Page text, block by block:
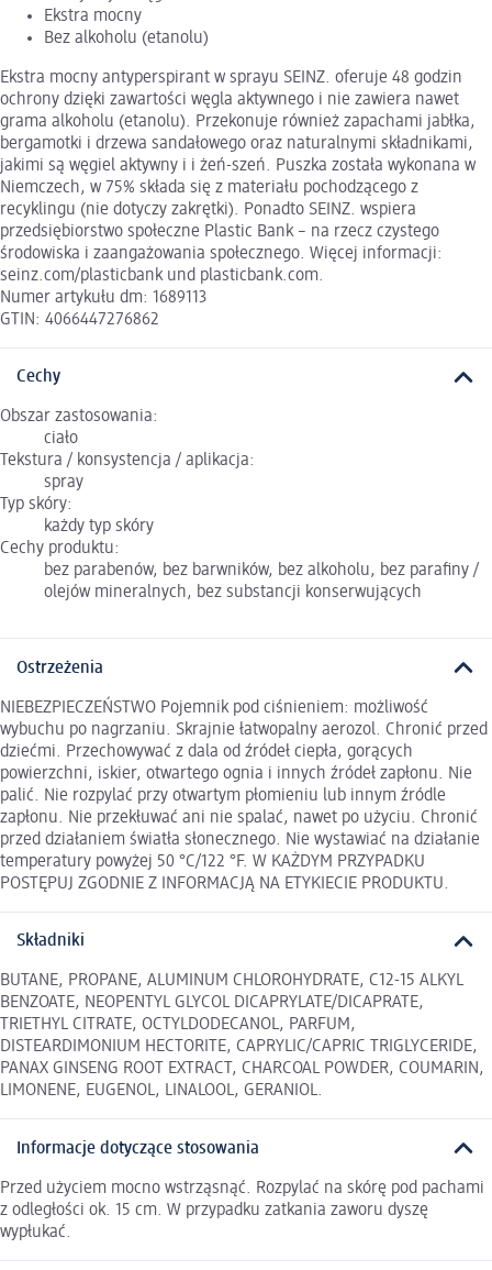
Ekstra mocny
Bez alkoholu (etanolu)
Ekstra mocny antyperspirant w sprayu SEINZ. oferuje 48 godzin
ochrony dzięki zawartości węgla aktywnego i nie zawiera nawet
grama alkoholu (etanolu). Przekonuje również zapachami jabłka,
bergamotki i drzewa sandałowego oraz naturalnymi składnikami,
jakimi są węgiel aktywny i i żeń-szeń. Puszka została wykonana w
Niemczech, w 75% składa się z materiału pochodzącego z
recyklingu (nie dotyczy zakrętki). Ponadto SEINZ. wspiera
przedsiębiorstwo społeczne Plastic Bank – na rzecz czystego
środowiska i zaangażowania społecznego. Więcej informacji:
seinz.com/plasticbank und plasticbank.com.
Numer artykułu dm: 1689113
GTIN: 4066447276862
Cechy
Obszar zastosowania:
ciało
Tekstura / konsystencja / aplikacja:
spray
Typ skóry:
każdy typ skóry
Cechy produktu:
bez parabenów, bez barwników, bez alkoholu, bez parafiny /
olejów mineralnych, bez substancji konserwujących
Ostrzeżenia
NIEBEZPIECZEŃSTWO Pojemnik pod ciśnieniem: możliwość
wybuchu po nagrzaniu. Skrajnie łatwopalny aerozol. Chronić przed
dziećmi. Przechowywać z dala od źródeł ciepła, gorących
powierzchni, iskier, otwartego ognia i innych źródeł zapłonu. Nie
palić. Nie rozpylać przy otwartym płomieniu lub innym źródle
zapłonu. Nie przekłuwać ani nie spalać, nawet po użyciu. Chronić
przed działaniem światła słonecznego. Nie wystawiać na działanie
temperatury powyżej 50 °C/122 °F. W KAŻDYM PRZYPADKU
POSTĘPUJ ZGODNIE Z INFORMACJĄ NA ETYKIECIE PRODUKTU.
Składniki
BUTANE, PROPANE, ALUMINUM CHLOROHYDRATE, C12-15 ALKYL
BENZOATE, NEOPENTYL GLYCOL DICAPRYLATE/DICAPRATE,
TRIETHYL CITRATE, OCTYLDODECANOL, PARFUM,
DISTEARDIMONIUM HECTORITE, CAPRYLIC/CAPRIC TRIGLYCERIDE,
PANAX GINSENG ROOT EXTRACT, CHARCOAL POWDER, COUMARIN,
LIMONENE, EUGENOL, LINALOOL, GERANIOL.
Informacje dotyczące stosowania
Przed użyciem mocno wstrząsnąć. Rozpylać na skórę pod pachami
z odległości ok. 15 cm. W przypadku zatkania zaworu dyszę
wypłukać.